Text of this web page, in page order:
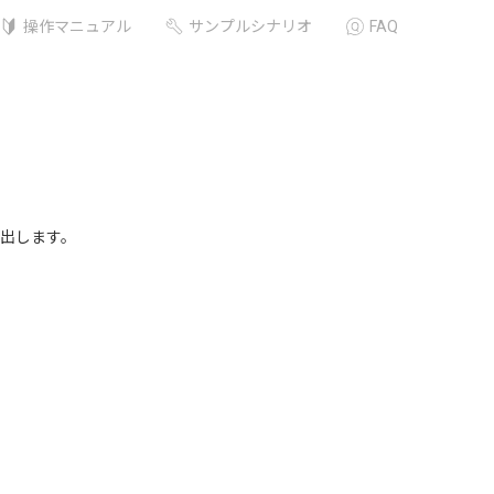
操作マニュアル サンプルシナリオ FAQ
します。